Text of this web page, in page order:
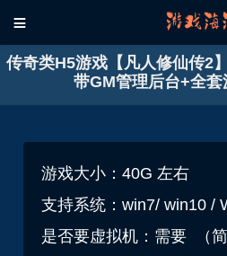

传奇类H5游戏【凡人修仙传2
带GM管理后台+全
游戏大小：40G 左右
支持系统：win7/ win10 /
是否要虚拟机：需要 （简